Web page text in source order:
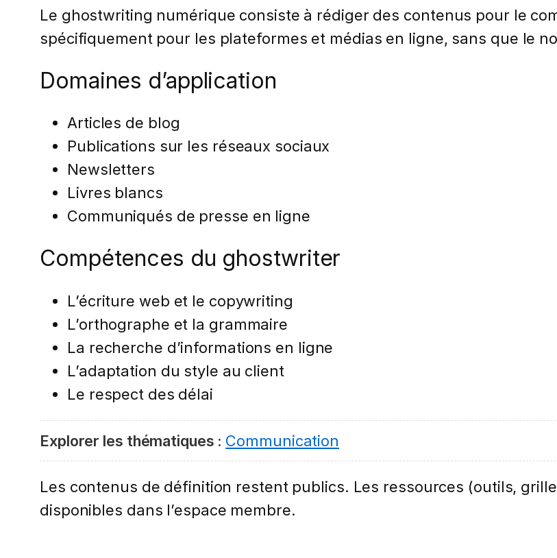
Le ghostwriting numérique consiste à rédiger des contenus pour le
spécifiquement pour les plateformes et médias en ligne, sans que le
Domaines d’application
Articles de blog
Publications sur les réseaux sociaux
Newsletters
Livres blancs
Communiqués de presse en ligne
Compétences du ghostwriter
L’écriture web et le copywriting
L’orthographe et la grammaire
La recherche d’informations en ligne
L’adaptation du style au client
Le respect des délai
Explorer les thématiques : Communication
Les contenus de définition restent publics. Les ressources (outils,
disponibles dans l’espace membre.